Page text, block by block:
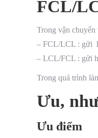
FCL/
Trong vận
– FCL/LCL : gửi
– LCL/FCL : gửi
Trong quá trình
Ưu,
Ưu điểm